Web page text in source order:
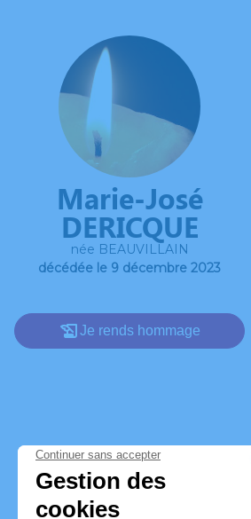
Marie-José
DERICQUE
née BEAUVILLAIN
décédée le 9 décembre 2023
Je rends hommage